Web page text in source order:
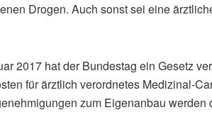
Drogen. Auch sonst sei eine
2017 hat der Bundestag ein Gesetz
für ärztlich verordnetes Medizinal-
zum Eigenanbau werden